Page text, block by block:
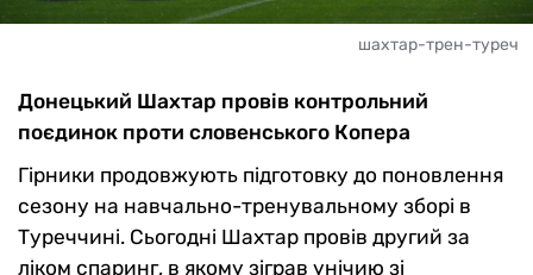
шахтар-трен-туреч
Донецький Шахтар провів контрольний
поєдинок проти словенського Копера
Гірники продовжують підготовку до поновлення
сезону на навчально-тренувальному зборі в
Туреччині. Сьогодні Шахтар провів другий за
ліком спаринг, в якому зіграв унічию зі